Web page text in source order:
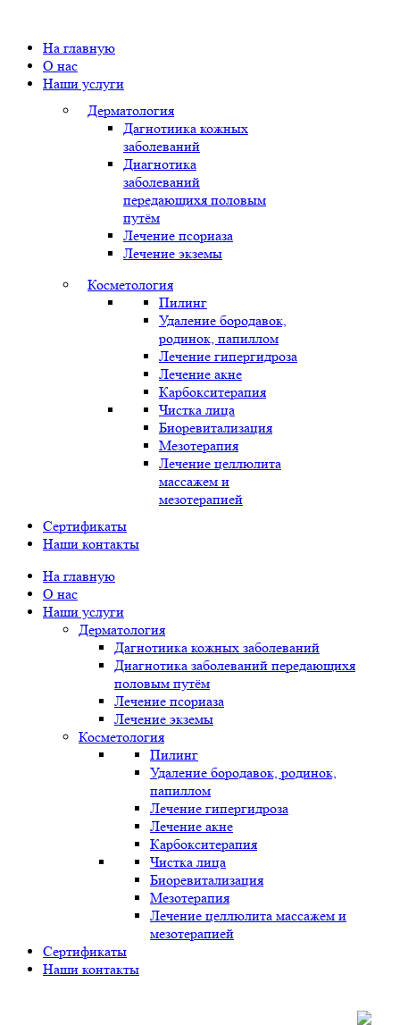
На главную
О нас
Наши услуги
Дерматология
Дагнотиика кожных
заболеваний
Диагнотика
заболеваний
передающихя половым
путём
Лечение псориаза
Лечение экземы
Косметология
Пилинг
Удаление бородавок,
родинок, папиллом
Лечение гипергидроза
Лечение акне
Карбокситерапия
Чистка лица
Биоревитализация
Мезотерапия
Лечение целлюлита
массажем и
мезотерапией
Сертификаты
Наши контакты
На главную
О нас
Наши услуги
Дерматология
Дагнотиика кожных заболеваний
Диагнотика заболеваний передающихя
половым путём
Лечение псориаза
Лечение экземы
Косметология
Пилинг
Удаление бородавок, родинок,
папиллом
Лечение гипергидроза
Лечение акне
Карбокситерапия
Чистка лица
Биоревитализация
Мезотерапия
Лечение целлюлита массажем и
мезотерапией
Сертификаты
Наши контакты